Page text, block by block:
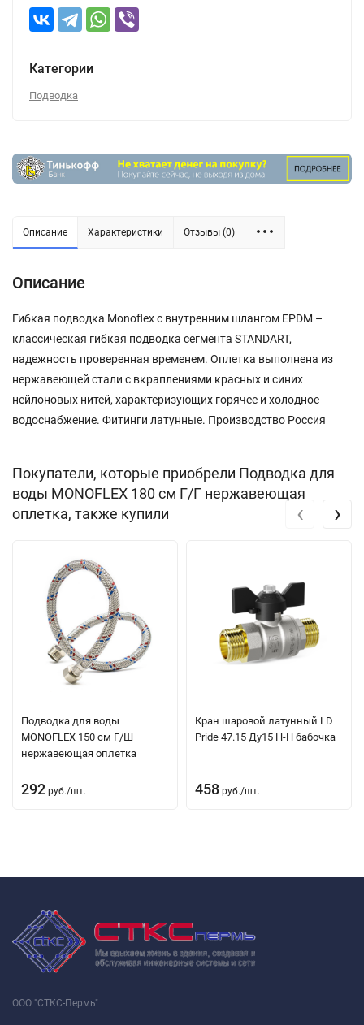
Категории
Подводка
Описание Характеристики Отзывы (0)
Описание
Гибкая подводка Monoflex с внутренним шлангом EPDM –
классическая гибкая подводка сегмента STANDART,
надежность проверенная временем. Оплетка выполнена из
нержавеющей стали с вкраплениями красных и синих
нейлоновых нитей, характеризующих горячее и холодное
водоснабжение. Фитинги латунные. Производство Россия
Покупатели, которые приобрели Подводка для
воды MONOFLEX 180 см Г/Г нержавеющая
оплетка, также купили
Подводка для воды
MONOFLEX 150 см Г/Ш
нержавеющая оплетка
292 руб./шт.
Кран шаровой латунный LD
Pride 47.15 Ду15 Н-Н бабочка
458 руб./шт.
‹ ›
ООО "СТКС-Пермь"